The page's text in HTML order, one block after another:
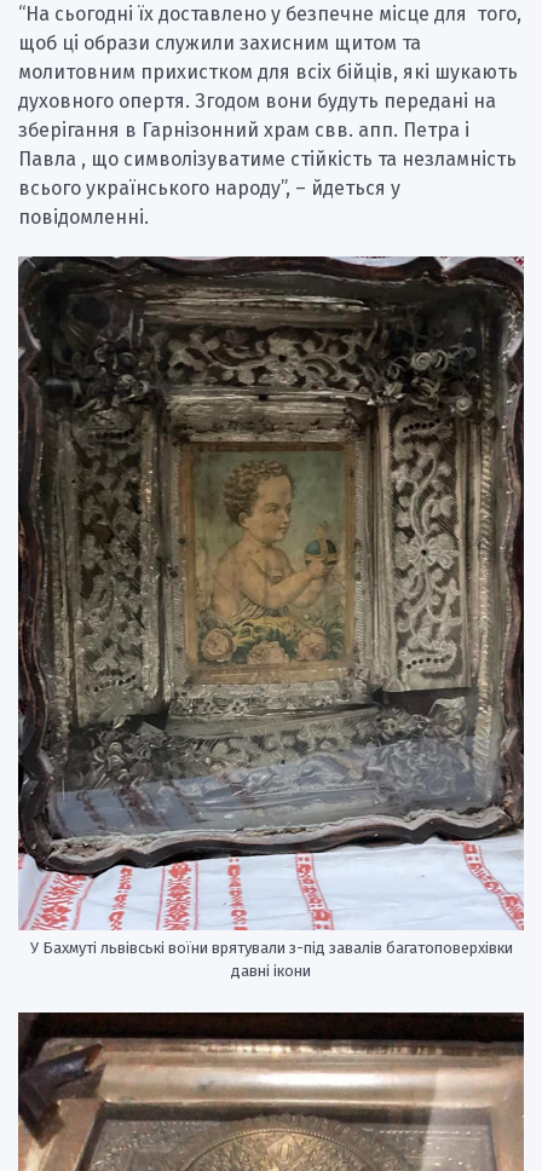
“На сьогодні їх доставлено у безпечне місце для того,
щоб ці образи служили захисним щитом та
молитовним прихистком для всіх бійців, які шукають
духовного опертя. Згодом вони будуть передані на
зберігання в Гарнізонний храм свв. апп. Петра і
Павла , що символізуватиме стійкість та незламність
всього українського народу”, – йдеться у
повідомленні.
У Бахмуті львівські воїни врятували з-під завалів багатоповерхівки
давні ікони